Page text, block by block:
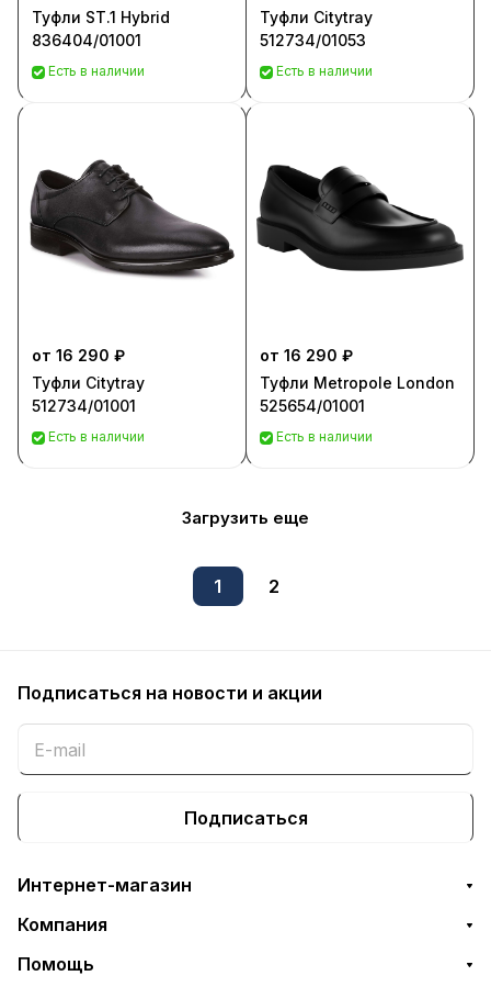
Туфли ST.1 Hybrid
836404/01001
Есть в наличии
Туфли Citytray
512734/01053
Есть в наличии
от 16 290 ₽
Туфли Citytray
512734/01001
Есть в наличии
от 16 290 ₽
Туфли Metropole London
525654/01001
Есть в наличии
Загрузить еще
1 2
Подписаться на новости и акции
Подписаться
Интернет-магазин
Компания
Помощь